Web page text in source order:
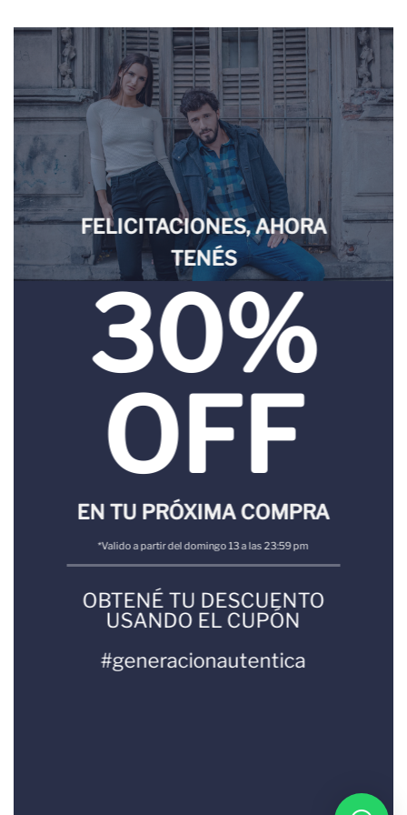
FELICITACIONES, AHORA
TENÉS
30%
OFF
EN TU PRÓXIMA COMPRA
*Valido a partir del domingo 13 a las 23:59 pm
OBTENÉ TU DESCUENTO
USANDO EL CUPÓN
#generacionautentica